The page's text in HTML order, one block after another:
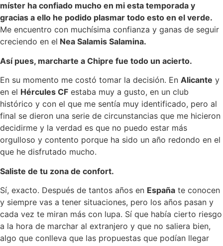
míster ha confiado mucho en mi esta temporada y
gracias a ello he podido plasmar todo esto en el verde.
Me encuentro con muchísima confianza y ganas de seguir
creciendo en el Nea Salamis Salamina.
Así pues, marcharte a Chipre fue todo un acierto.
En su momento me costó tomar la decisión. En Alicante y
en el Hércules CF estaba muy a gusto, en un club
histórico y con el que me sentía muy identificado, pero al
final se dieron una serie de circunstancias que me hicieron
decidirme y la verdad es que no puedo estar más
orgulloso y contento porque ha sido un año redondo en el
que he disfrutado mucho.
Saliste de tu zona de confort.
Sí, exacto. Después de tantos años en España te conocen
y siempre vas a tener situaciones, pero los años pasan y
cada vez te miran más con lupa. Sí que había cierto riesgo
a la hora de marchar al extranjero y que no saliera bien,
algo que conlleva que las propuestas que podían llegar